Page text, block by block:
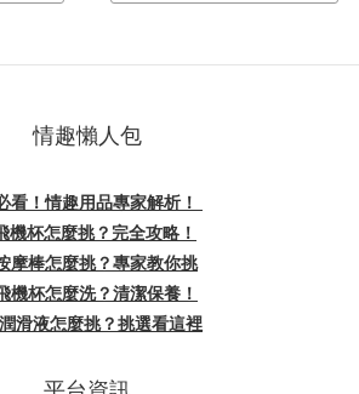
情趣懶人包
看！情趣用品專家解析！
機杯怎麼挑？完全攻略！
摩棒怎麼挑？專家教你挑
機杯怎麼洗？清潔保養！
潤滑液怎麼挑？挑選看這裡